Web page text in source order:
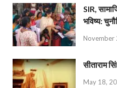
SIR,
भविष्य:
November
सीताराम
May 18,